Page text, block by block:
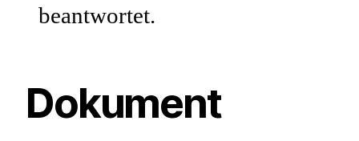
beantwortet.
Dokument